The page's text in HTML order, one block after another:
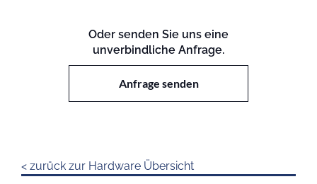
Oder senden Sie uns eine
unverbindliche Anfrage.
Anfrage senden
< zurück zur Hardware Übersicht